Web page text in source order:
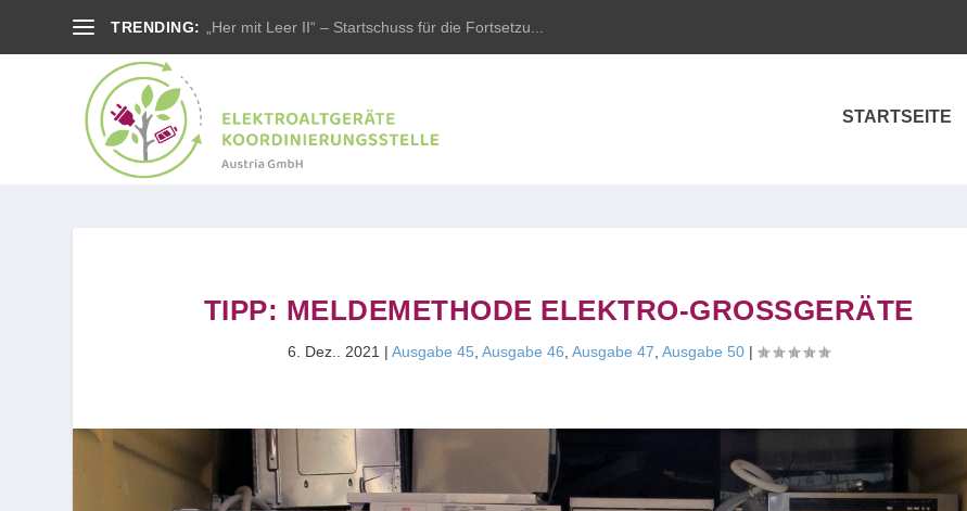
TRENDING: „Her mit Leer II“ – Startschuss für die Fortsetzu...
STARTSEITE
TIPP: MELDEMETHODE ELEKTRO-GROSSGERÄTE
6. Dez.. 2021 |Ausgabe 45 ,Ausgabe 46 ,Ausgabe 47 ,Ausgabe 50 |